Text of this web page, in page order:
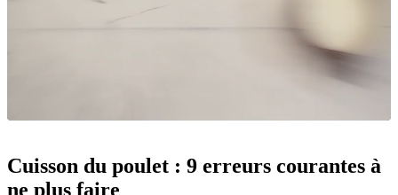
Cuisson du poulet : 9 erreurs courantes à
ne plus faire